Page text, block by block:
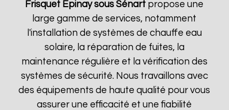
Frisquet Épinay sous Sénart propose une
large gamme de services, notamment
l'installation de systèmes de chauffe eau
solaire, la réparation de fuites, la
maintenance régulière et la vérification des
systèmes de sécurité. Nous travaillons avec
des équipements de haute qualité pour vous
assurer une efficacité et une fiabilité